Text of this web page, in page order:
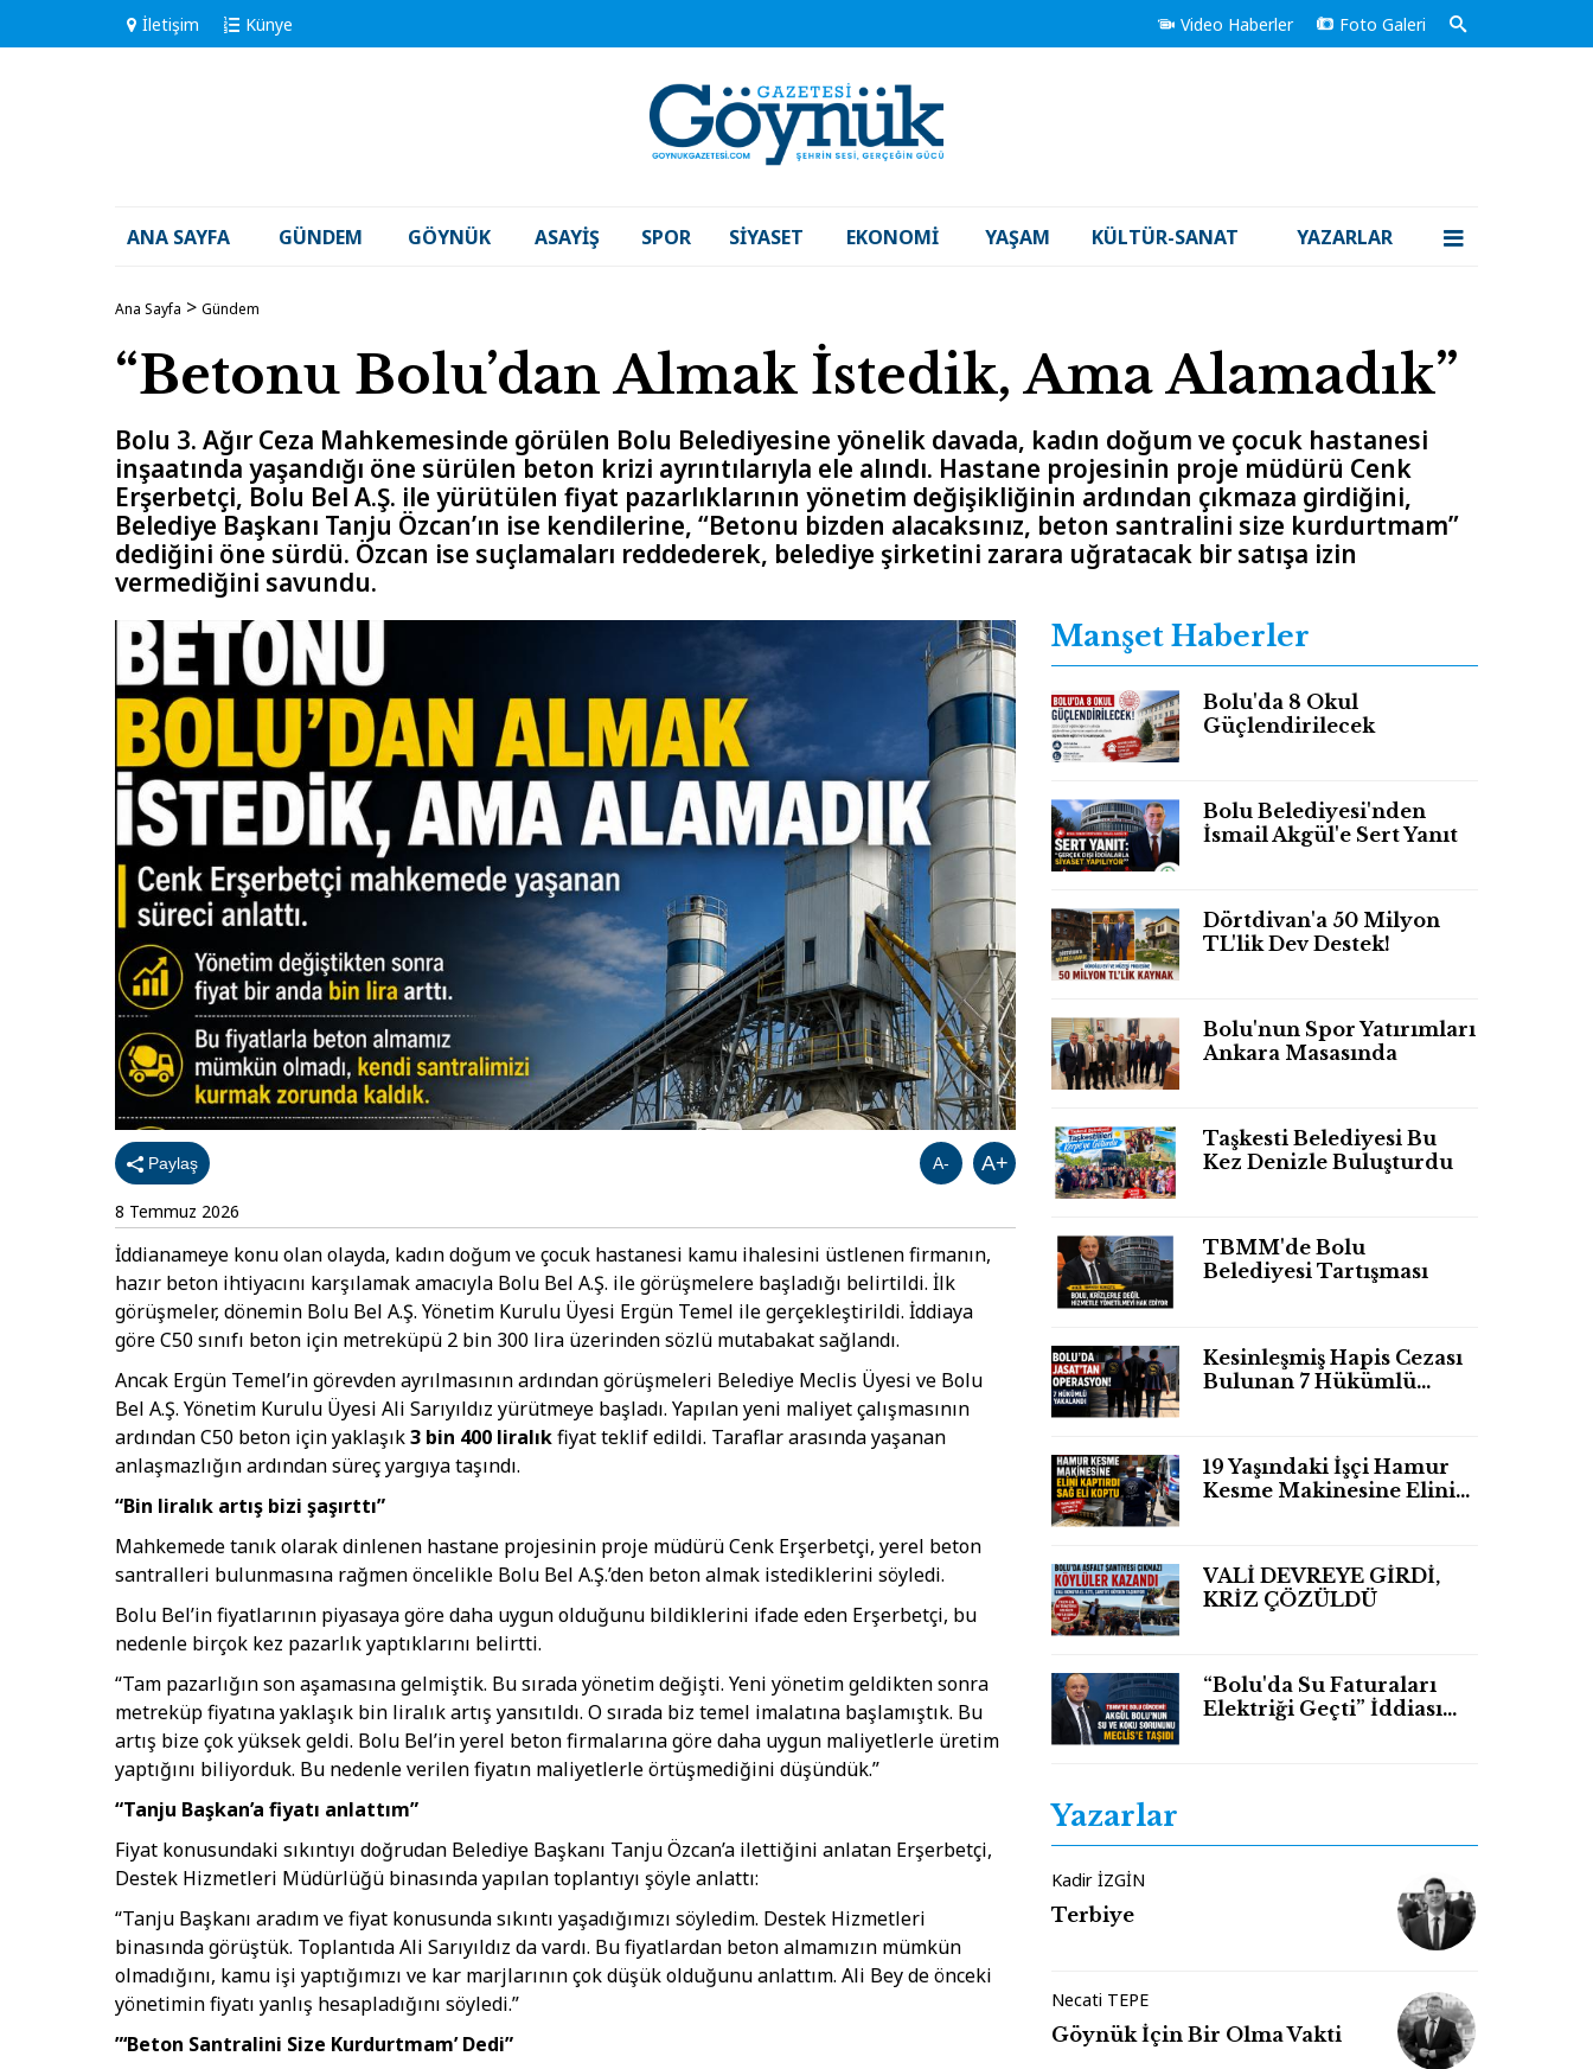
İletişim Künye Video Haberler Foto Galeri
ANA SAYFA GÜNDEM GÖYNÜK ASAYIŞ SPOR SIYASET EKONOMI YAŞAM KÜLTÜR-SANAT YAZARLAR
Ana Sayfa Gündem
“Betonu Bolu’dan Almak İstedik, Ama Alamadık”
Bolu 3. Ağır Ceza Mahkemesinde görülen Bolu Belediyesine yönelik davada, kadın doğum ve çocuk hastanesi
inşaatında yaşandığı öne sürülen beton krizi ayrıntılarıyla ele alındı. Hastane projesinin proje müdürü Cenk
Erşerbetçi, Bolu Bel A.Ş. ile yürütülen fiyat pazarlıklarının yönetim değişikliğinin ardından çıkmaza girdiğini,
Belediye Başkanı Tanju Özcan’ın ise kendilerine, “Betonu bizden alacaksınız, beton santralini size kurdurtmam”
dediğini öne sürdü. Özcan ise suçlamaları reddederek, belediye şirketini zarara uğratacak bir satışa izin
vermediğini savundu.
Paylaş A+
A-
8 Temmuz 2026
İddianameye konu olan olayda, kadın doğum ve çocuk hastanesi kamu ihalesini üstlenen firmanın,
hazır beton ihtiyacını karşılamak amacıyla Bolu Bel A.Ş. ile görüşmelere başladığı belirtildi. İlk
görüşmeler, dönemin Bolu Bel A.Ş. Yönetim Kurulu Üyesi Ergün Temel ile gerçekleştirildi. İddiaya
göre C50 sınıfı beton için metreküpü 2 bin 300 lira üzerinden sözlü mutabakat sağlandı.
Ancak Ergün Temel’in görevden ayrılmasının ardından görüşmeleri Belediye Meclis Üyesi ve Bolu
Bel A.Ş. Yönetim Kurulu Üyesi Ali Sarıyıldız yürütmeye başladı. Yapılan yeni maliyet çalışmasının
ardından C50 beton için yaklaşık3 bin 400 liralıkfiyat teklif edildi. Taraflar arasında yaşanan
anlaşmazlığın ardından süreç yargıya taşındı.
“Bin liralık artış bizi şaşırttı”
Mahkemede tanık olarak dinlenen hastane projesinin proje müdürü Cenk Erşerbetçi, yerel beton
santralleri bulunmasına rağmen öncelikle Bolu Bel A.Ş.’den beton almak istediklerini söyledi.
Bolu Bel’in fiyatlarının piyasaya göre daha uygun olduğunu bildiklerini ifade eden Erşerbetçi, bu
nedenle birçok kez pazarlık yaptıklarını belirtti.
“Tam pazarlığın son aşamasına gelmiştik. Bu sırada yönetim değişti. Yeni yönetim geldikten sonra
metreküp fiyatına yaklaşık bin liralık artış yansıtıldı. O sırada biz temel imalatına başlamıştık. Bu
artış bize çok yüksek geldi. Bolu Bel’in yerel beton firmalarına göre daha uygun maliyetlerle üretim
yaptığını biliyorduk. Bu nedenle verilen fiyatın maliyetlerle örtüşmediğini düşündük.”
“Tanju Başkan’a fiyatı anlattım”
Fiyat konusundaki sıkıntıyı doğrudan Belediye Başkanı Tanju Özcan’a ilettiğini anlatan Erşerbetçi,
Destek Hizmetleri Müdürlüğü binasında yapılan toplantıyı şöyle anlattı:
“Tanju Başkanı aradım ve fiyat konusunda sıkıntı yaşadığımızı söyledim. Destek Hizmetleri
binasında görüştük. Toplantıda Ali Sarıyıldız da vardı. Bu fiyatlardan beton almamızın mümkün
olmadığını, kamu işi yaptığımızı ve kar marjlarının çok düşük olduğunu anlattım. Ali Bey de önceki
yönetimin fiyatı yanlış hesapladığını söyledi.”
”‘Beton Santralini Size Kurdurtmam’ Dedi”
Manşet Haberler
Bolu'da 8 Okul
Güçlendirilecek
Bolu Belediyesi'nden
İsmail Akgül'e Sert Yanıt
Dörtdivan'a 50 Milyon
TL'lik Dev Destek!
Bolu'nun Spor Yatırımları
Ankara Masasında
Taşkesti Belediyesi Bu
Kez Denizle Buluşturdu
TBMM'de Bolu
Belediyesi Tartışması
Kesinleşmiş Hapis Cezası
Bulunan 7 Hükümlü
19 Yaşındaki İşçi Hamur
Kesme Makinesine Elini
VALİ DEVREYE GİRDİ,
KRİZ ÇÖZÜLDÜ
“Bolu'da Su Faturaları
Elektriği Geçti” İddiası
Yazarlar
Kadir İZGİN
Terbiye
Necati TEPE
Göynük İçin Bir Olma Vakti